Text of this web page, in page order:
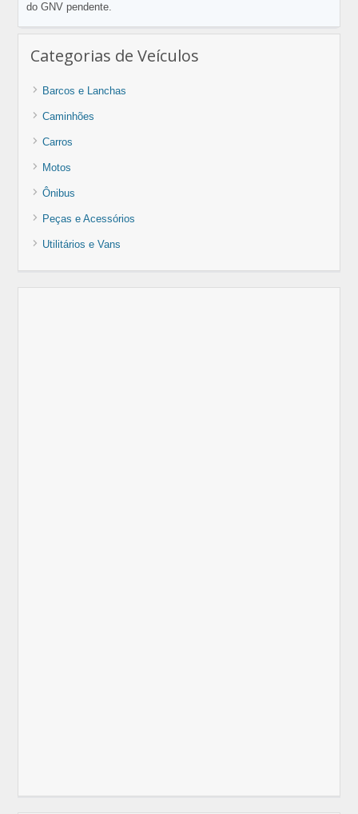
do GNV pendente.
Categorias de Veículos
Barcos e Lanchas
Caminhões
Carros
Motos
Ônibus
Peças e Acessórios
Utilitários e Vans